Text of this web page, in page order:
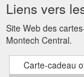
Liens vers
Site Web des
Montech Central.
Carte-cadeau